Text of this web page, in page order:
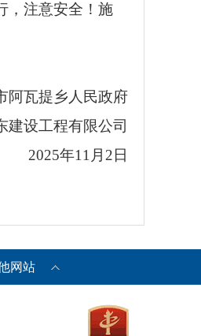
，注意安全！施
阿瓦提乡人民政府
建设工程有限公司
2025年11月2日
网站